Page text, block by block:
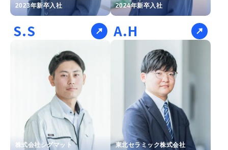
2023年新卒入社
S.S
2024年新卒入社
A.H
株式会社シグマット
東北セラミック株式会社